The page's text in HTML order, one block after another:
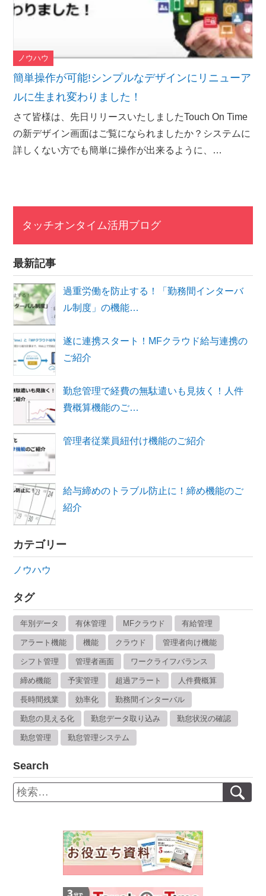
簡単操作が可能!シンプルなデザインにリニューア
ルに生まれ変わりました！
ノウハウ
さて皆様は、先日リリースいたしましたTouch On Time
の新デザイン画面はご覧になられましたか？システムに
詳しくない方でも簡単に操作が出来るように、…
タッチオンタイム活用ブログ
最新記事
過重労働を防止する！「勤務間インターバ
ル制度」の機能…
遂に連携スタート！MFクラウド給与連携の
ご紹介
勤怠管理で経費の無駄遣いも見抜く！人件
費概算機能のご…
管理者従業員紐付け機能のご紹介
給与締めのトラブル防止に！締め機能のご
紹介
カテゴリー
ノウハウ
タグ
年別データ 有休管理 MFクラウド 有給管理
アラート機能 機能 クラウド 管理者向け機能
シフト管理 管理者画面 ワークライフバランス
締め機能 予実管理 超過アラート 人件費概算
長時間残業 効率化 勤務間インターバル
勤怠の見える化 勤怠データ取り込み 勤怠状況の確認
勤怠管理 勤怠管理システム
Search